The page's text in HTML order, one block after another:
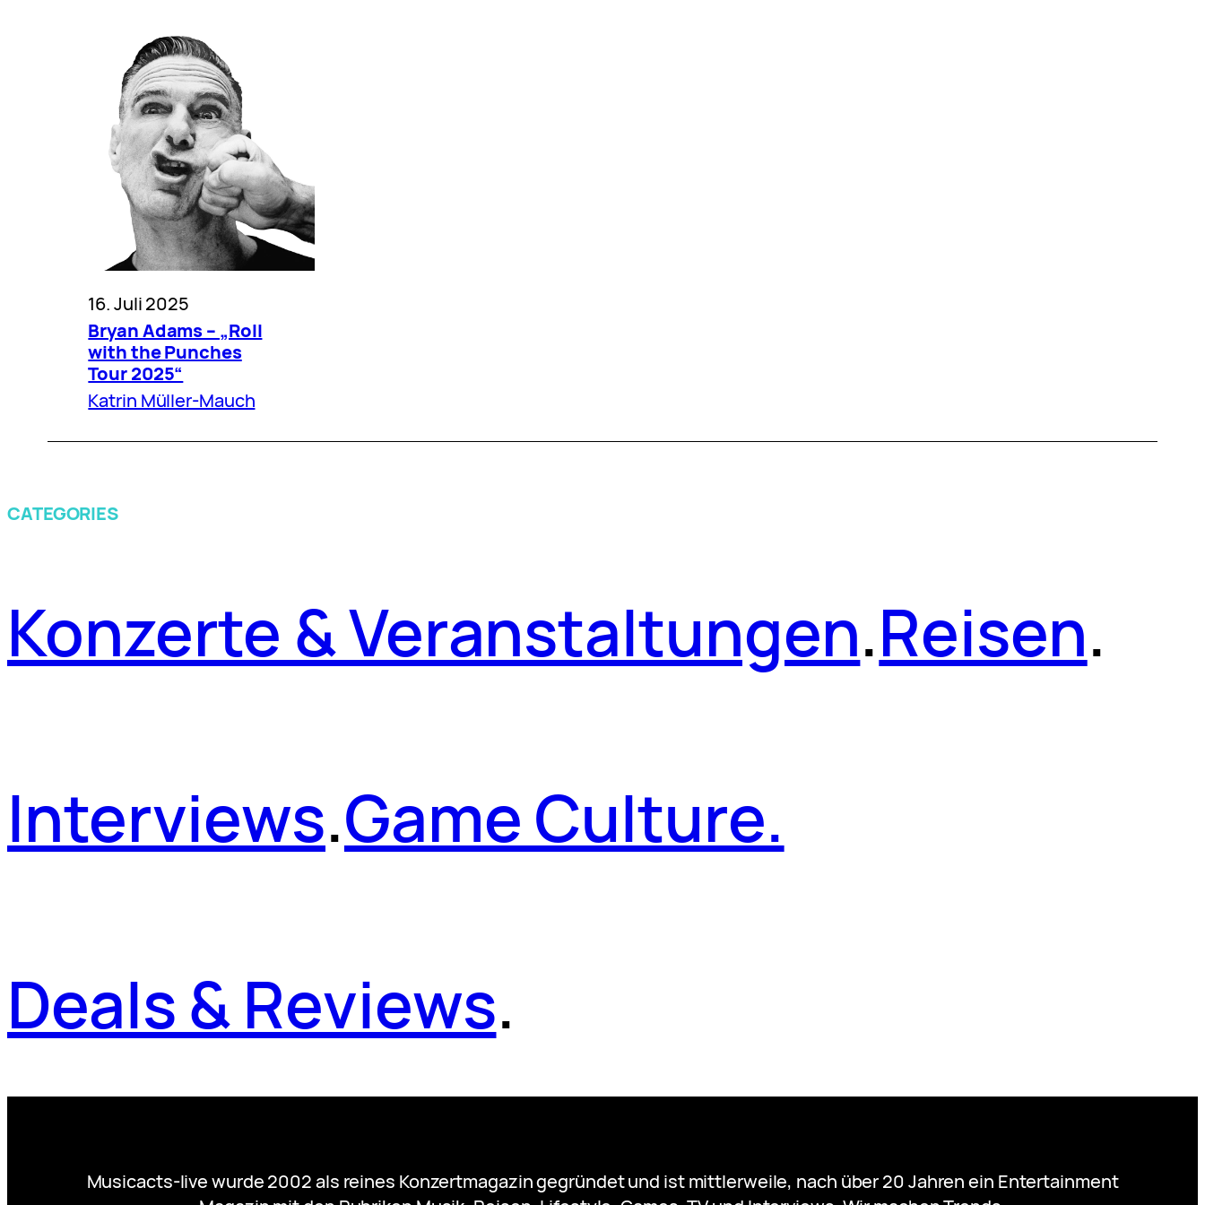
16. Juli 2025
Bryan Adams – „Roll
with the Punches
Tour 2025“
Katrin Müller-Mauch
CATEGORIES
Konzerte & Veranstaltungen.Reisen.
Interviews.Game Culture.
Deals & Reviews.
Musicacts-live wurde 2002 als reines Konzertmagazin gegründet und ist mittlerweile, nach über 20 Jahren ein Entertainment